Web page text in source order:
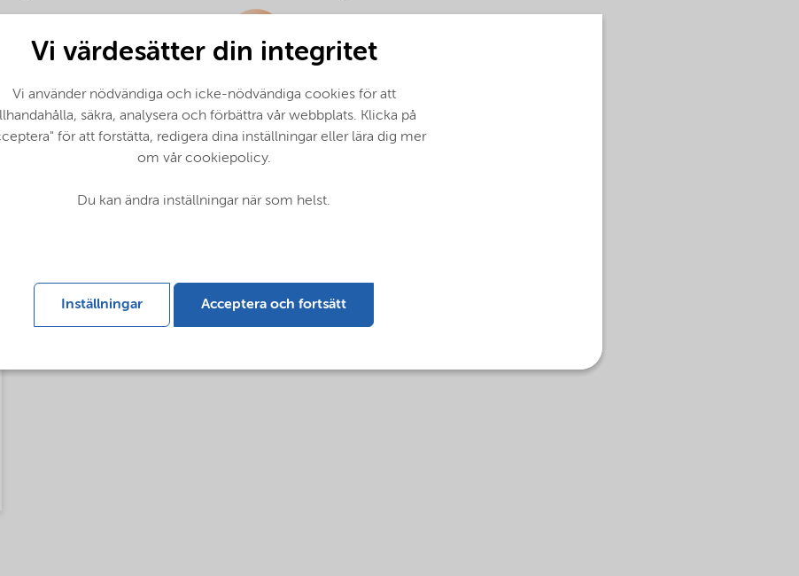
Purification and analysis
Vi värdesätter din integritet
Vi använder nödvändiga och icke-nödvändiga cookies för att
säkra, analysera och förbättra vår webbplats. Klicka på
för att forstätta, redigera dina inställningar eller lära dig mer
om vår cookiepolicy.
Du kan ändra inställningar när som helst.
Inställningar Acceptera och fortsätt